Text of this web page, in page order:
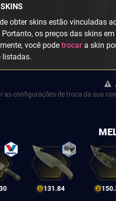
obter skins estão vinculadas
os preços das skins
você pode trocar a skin
listadas.
as configurações de troca da sua
131.84